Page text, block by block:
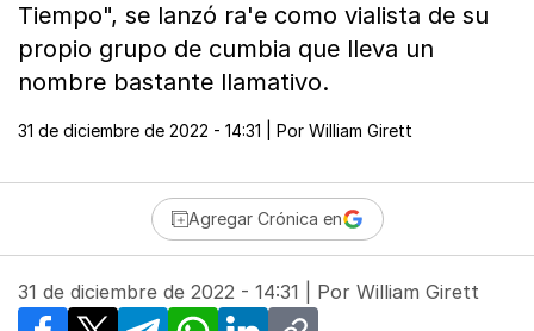
Tiempo", se lanzó ra'e como vialista de su
propio grupo de cumbia que lleva un
nombre bastante llamativo.
31 de diciembre de 2022 - 14:31 | Por William Girett
Agregar Crónica en
31 de diciembre de 2022 - 14:31 | Por William Girett